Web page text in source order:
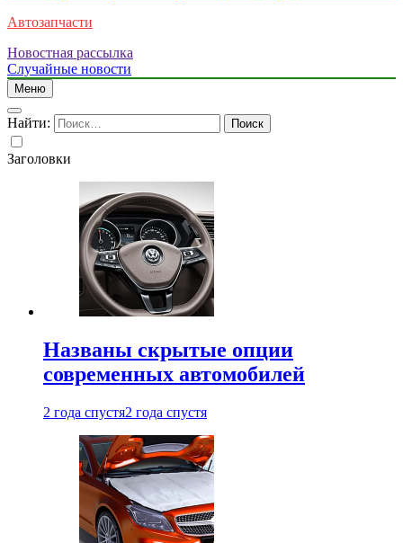
Автозапчасти
Новостная рассылка
Случайные новости
Меню
Найти:
Заголовки
Названы скрытые опции
современных автомобилей
2 года спустя2 года спустя